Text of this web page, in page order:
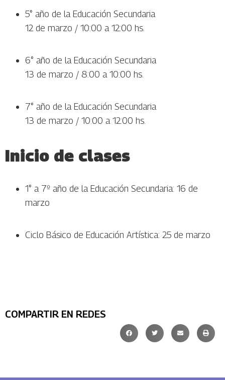
5° año de la Educación Secundaria
12 de marzo / 10:00 a 12:00 hs.
6° año de la Educación Secundaria
13 de marzo / 8:00 a 10:00 hs.
7° año de la Educación Secundaria
13 de marzo / 10:00 a 12:00 hs.
Inicio de clases
1° a 7º año de la Educación Secundaria: 16 de
marzo
Ciclo Básico de Educación Artística: 25 de marzo
COMPARTIR EN REDES